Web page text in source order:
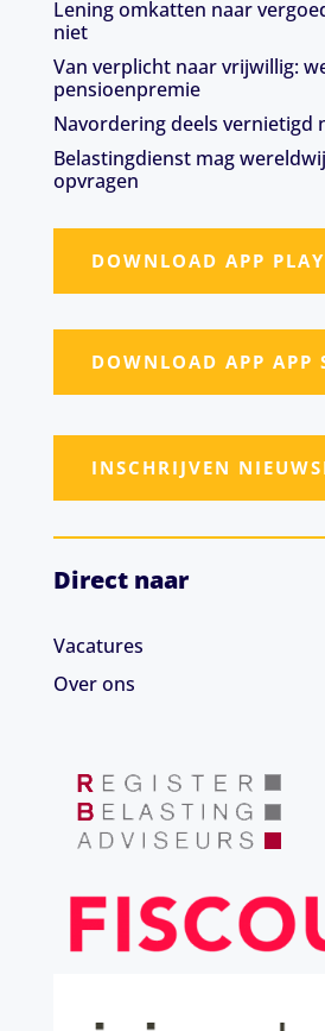
Lening omkatten naar
niet
Van verplicht naar vrijwillig:
pensioenpremie
Navordering deels vernietigd
Belastingdienst mag
opvragen
DOWNLOAD APP
DOWNLOAD APP APP
INSCHRIJVEN
Direct naar
Vacatures
Over ons